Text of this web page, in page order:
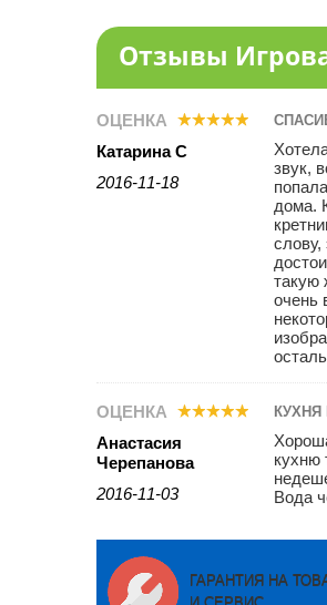
Отзывы
ОЦЕНКА
Катарина С
2016-11-18
звук,
дома.
слову,
такую
очень
ОЦЕНКА
Анастасия
Черепанова
2016-11-03
кухню
Вода
ГАРАНТИЯ НА